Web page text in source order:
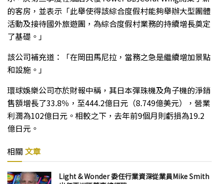
的客房，並表示「此舉使得該綜合度假村能夠舉辦大型團體
活動及接待國外旅遊團，為綜合度假村業務的持續增長奠定
了基礎。」
該公司補充道：「在岡田馬尼拉，當務之急是繼續增加景點
和設施。」
環球娛樂公司亦於財報中稱，其日本彈珠機及角子機的淨銷
售額增長了33.8％，至444.2億日元（8.749億美元），營業
利潤為102億日元。相較之下，去年前9個月則虧損為19.2
億日元。
相關 文章
Light & Wonder 委任行業資深從業員Mike Smith